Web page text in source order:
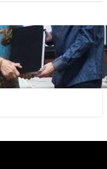
Luas Perkuat
Terbarukan